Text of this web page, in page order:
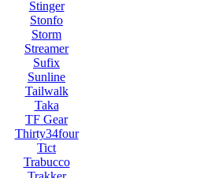
Stinger
Stonfo
Storm
Streamer
Sufix
Sunline
Tailwalk
Taka
TF Gear
Thirty34four
Tict
Trabucco